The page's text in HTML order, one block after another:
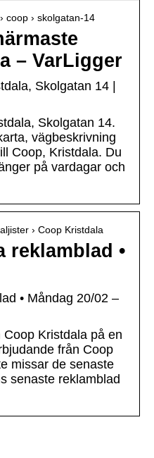
coop › skolgatan-14
– VarLigger
Skolgatan 14 |
Skolgatan 14.
vägbeskrivning
Coop, Kristdala. Du
på vardagar och
› Coop Kristdala
reklamblad •
• Måndag 20/02 –
Kristdala på en
från Coop
missar de senaste
senaste reklamblad